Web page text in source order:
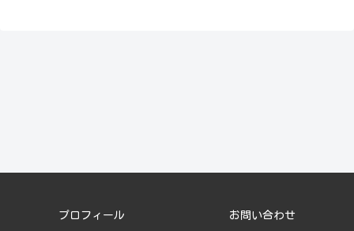
プロフィール お問い合わせ